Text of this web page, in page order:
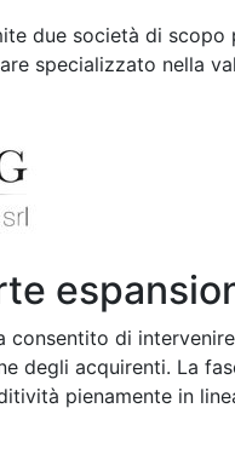
due società di scopo
specializzato nella
di
degli acquirenti. La
pienamente in